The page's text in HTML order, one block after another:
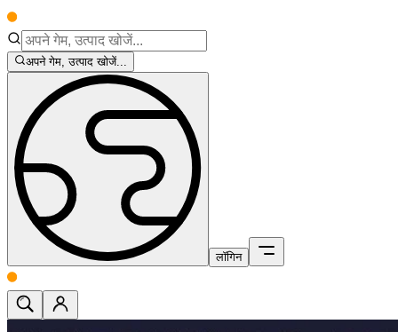
अपने गेम, उत्पाद खोजें...
लॉगिन